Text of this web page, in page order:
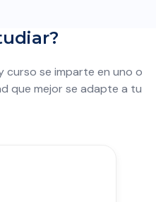
curso se imparte en uno o
que mejor se adapte a tu